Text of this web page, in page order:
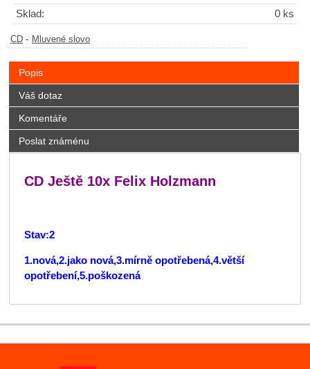
Sklad: 0 ks
CD - Mluvené slovo
Popis
Váš dotaz
Komentáře
Poslat známénu
CD Ještě 10x Felix Holzmann
Stav:2
1.nová,2.jako nová,3.mírně opotřebená,4.větší
opotřebení,5.poškozená